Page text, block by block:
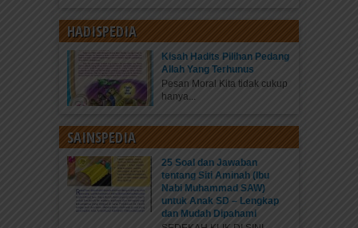
HADISPEDIA
Kisah Hadits Pilihan Pedang
Allah Yang Terhunus
Pesan Moral Kita tidak cukup
hanya...
SAINSPEDIA
25 Soal dan Jawaban
tentang Siti Aminah (Ibu
Nabi Muhammad SAW)
untuk Anak SD – Lengkap
dan Mudah Dipahami